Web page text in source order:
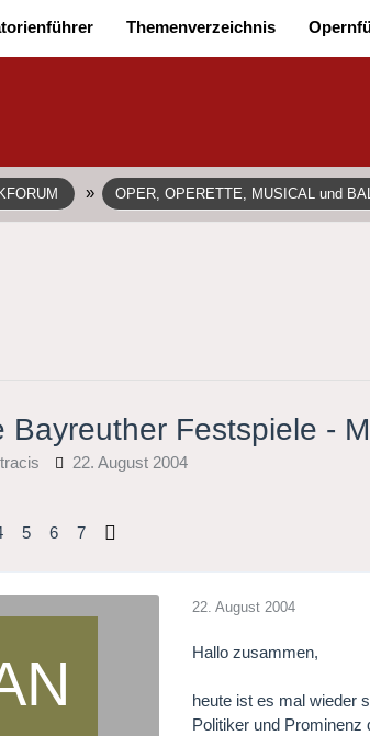
Themenverzeichnis
» OPER, OPERETTE, MUSICAL und
Bayreuther Festspiele -
22. August 2004
5 6 7
22. August 2004
Hallo zusammen,
heute ist es mal wieder
Politiker und Prominenz